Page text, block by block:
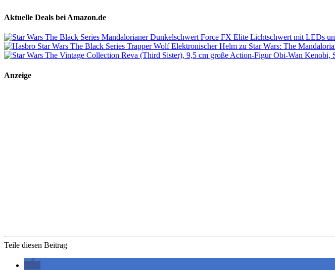
Aktuelle Deals bei Amazon.de
Anzeige
Teile diesen Beitrag